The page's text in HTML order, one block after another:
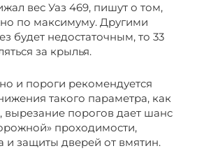
вес Уаз 469, пишут о том,
по максимуму. Другими
будет недостаточным, то 33
за крылья.
и пороги рекомендуется
такого параметра, как
вырезание порогов дает шанс
проходимости,
и защиты дверей от вмятин.